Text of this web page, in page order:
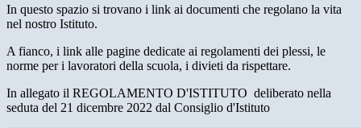
In questo spazio si trovano i link ai documenti che regolano la vita
nel nostro Istituto.
A fianco, i link alle pagine dedicate ai regolamenti dei plessi, le
norme per i lavoratori della scuola, i divieti da rispettare.
In allegato il REGOLAMENTO D'ISTITUTO deliberato nella
seduta del 21 dicembre 2022 dal Consiglio d'Istituto